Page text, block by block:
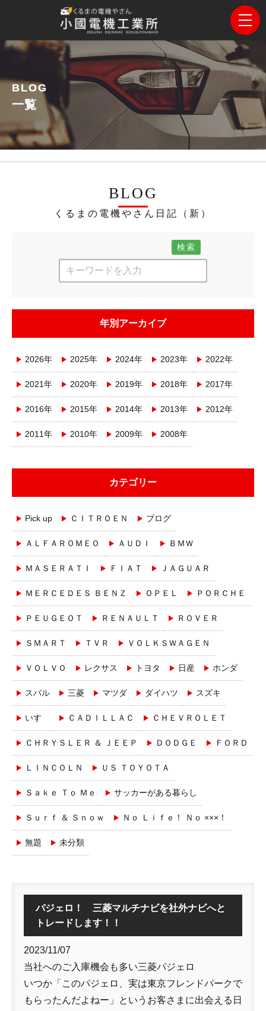
BLOG
一覧
BLOG
くるまの電機やさん日記（新）
検索
年別アーカイブ
2026年 2025年 2024年 2023年 2022年
2021年 2020年 2019年 2018年 2017年
2016年 2015年 2014年 2013年 2012年
2011年 2010年 2009年 2008年
カテゴリー
Pick up ＣＩＴＲＯＥＮ ブログ
ＡＬＦＡＲＯＭＥＯ ＡＵＤＩ ＢＭＷ
ＭＡＳＥＲＡＴＩ ＦＩＡＴ ＪＡＧＵＡＲ
ＭＥＲＣＥＤＥＳ ＢＥＮＺ ＯＰＥＬ ＰＯＲＣＨＥ
ＰＥＵＧＥＯＴ ＲＥＮＡＵＬＴ ＲＯＶＥＲ
ＳＭＡＲＴ ＴＶＲ ＶＯＬＫＳＷＡＧＥＮ
ＶＯＬＶＯ レクサス トヨタ 日産 ホンダ
スバル 三菱 マツダ ダイハツ スズキ
いすゞ ＣＡＤＩＬＬＡＣ ＣＨＥＶＲＯＬＥＴ
ＣＨＲＹＳＬＥＲ ＆ ＪＥＥＰ ＤＯＤＧＥ ＦＯＲＤ
ＬＩＮＣＯＬＮ ＵＳ ＴＯＹＯＴＡ
Ｓａｋｅ Ｔｏ Ｍｅ サッカーがある暮らし
Ｓｕｒｆ ＆ Ｓｎｏｗ Ｎｏ Ｌｉｆｅ！ Ｎｏ ×××！
無題 未分類
パジェロ！ 三菱マルチナビを社外ナビへと
トレードします！！
2023/11/07
当社へのご入庫機会も多い三菱パジェロ
いつか「このパジェロ、実は東京フレンドパークで
もらったんだよねー」というお客さまに出会える日